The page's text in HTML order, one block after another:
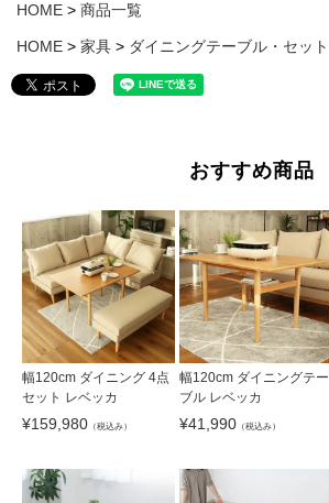
HOME 商品一覧
HOME 家具 ダイニングテーブル・セット
おすすめ商品
幅120cm ダイニング 4点
セット レベッカ
¥159,980 （税込み）
幅120cm ダイニングテー
ブル レベッカ
¥41,990 （税込み）